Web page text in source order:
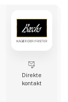
Direkte
kontakt